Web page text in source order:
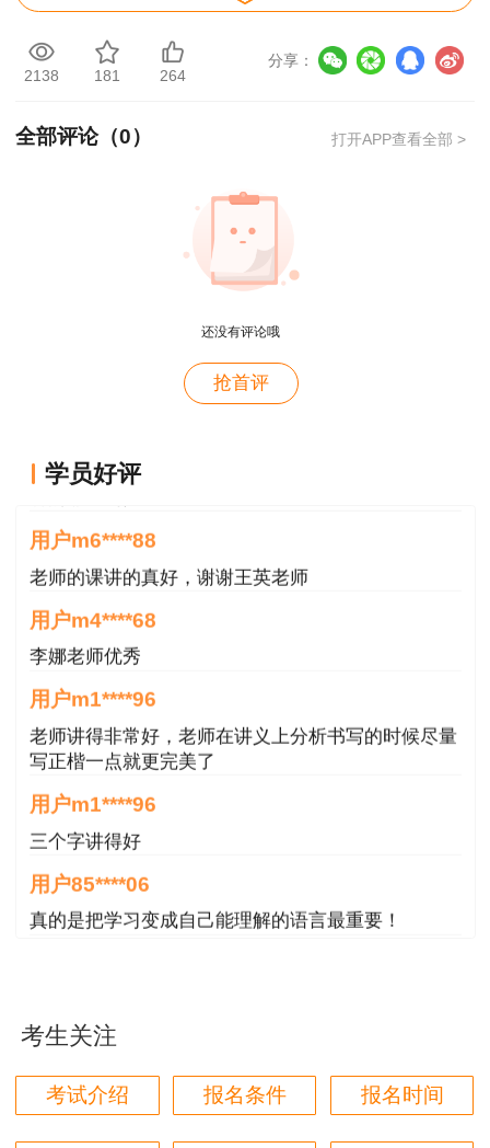
根据《住房城乡建设部 交通运输部 水利部 人
力资源社会保障部关于印发〈造价工程师职业资格
法〉的通知》（建人〔2018〕67号）《人力资源
考试工作年限要求有关事项的通知》（人社部发
〔2022〕8号）及我区二级造价工程师职业资格考
试相关工作要求，为切实做好西藏自治区2024年
一、考试时间、科目及方式
月22日举行，考试方式为闭卷笔试，考试地点统
一设在拉萨市。
考试时间及科目如下：
6月22日
09:00-12:00《建设工程计量与计价实务》
14:00-16:30《建设工程造价管理基础知识》
《建设工程造价管理基础知识》为基础客观题
科目,《建设工程计量与计价实务》为专业主客观
题科目，分为土木建筑工程、交通运输工程、水利
工程和安装工程4个专业类别，考生可根据工作实
际需要选择其一报考。
规，具有良好的业务素质和道德品行，具备下列条
件之一者，可申请参加二级造价工程师职业资格考
试（报考级别为“考全科”）：
2138 181 264
分享：
全部评论（0） 打开APP查看全部 >
还没有评论哦
抢首评
学员好评
用户m9****66
用户m6****88
老师的课讲的真好，谢谢王英老师
用户m4****68
李娜老师优秀
用户m1****96
老师讲得非常好，老师在讲义上分析书写的时候尽量
写正楷一点就更完美了
用户m1****96
三个字讲得好
用户85****06
真的是把学习变成自己能理解的语言最重要！
用户m5****68
平台历史购买的课程，老师讲的多非常好
用户m2****68
考生关注
考试介绍 报名条件 报名时间